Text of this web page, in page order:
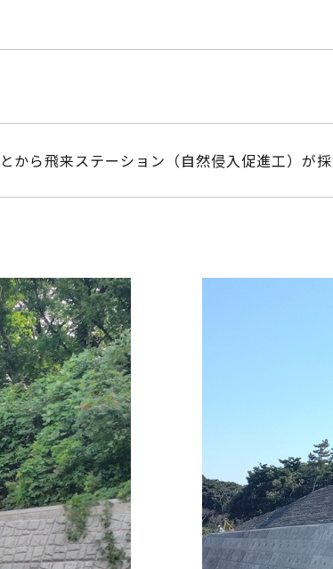
から飛来ステーション（自然侵入促進工）が採